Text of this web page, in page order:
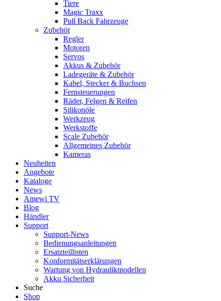
Tiere
Magic Traxx
Pull Back Fahrzeuge
Zubehör
Regler
Motoren
Servos
Akkus & Zubehör
Ladegeräte & Zubehör
Kabel, Stecker & Buchsen
Fernsteuerungen
Räder, Felgen & Reifen
Silikonöle
Werkzeug
Werkstoffe
Scale Zubehör
Allgemeines Zubehör
Kameras
Neuheiten
Angebote
Kataloge
News
Amewi TV
Blog
Händler
Support
Support-News
Bedienungsanleitungen
Ersatzteillisten
Konformitätserklärungen
Wartung von Hydraulikmodellen
Akku Sicherheit
Suche
Shop